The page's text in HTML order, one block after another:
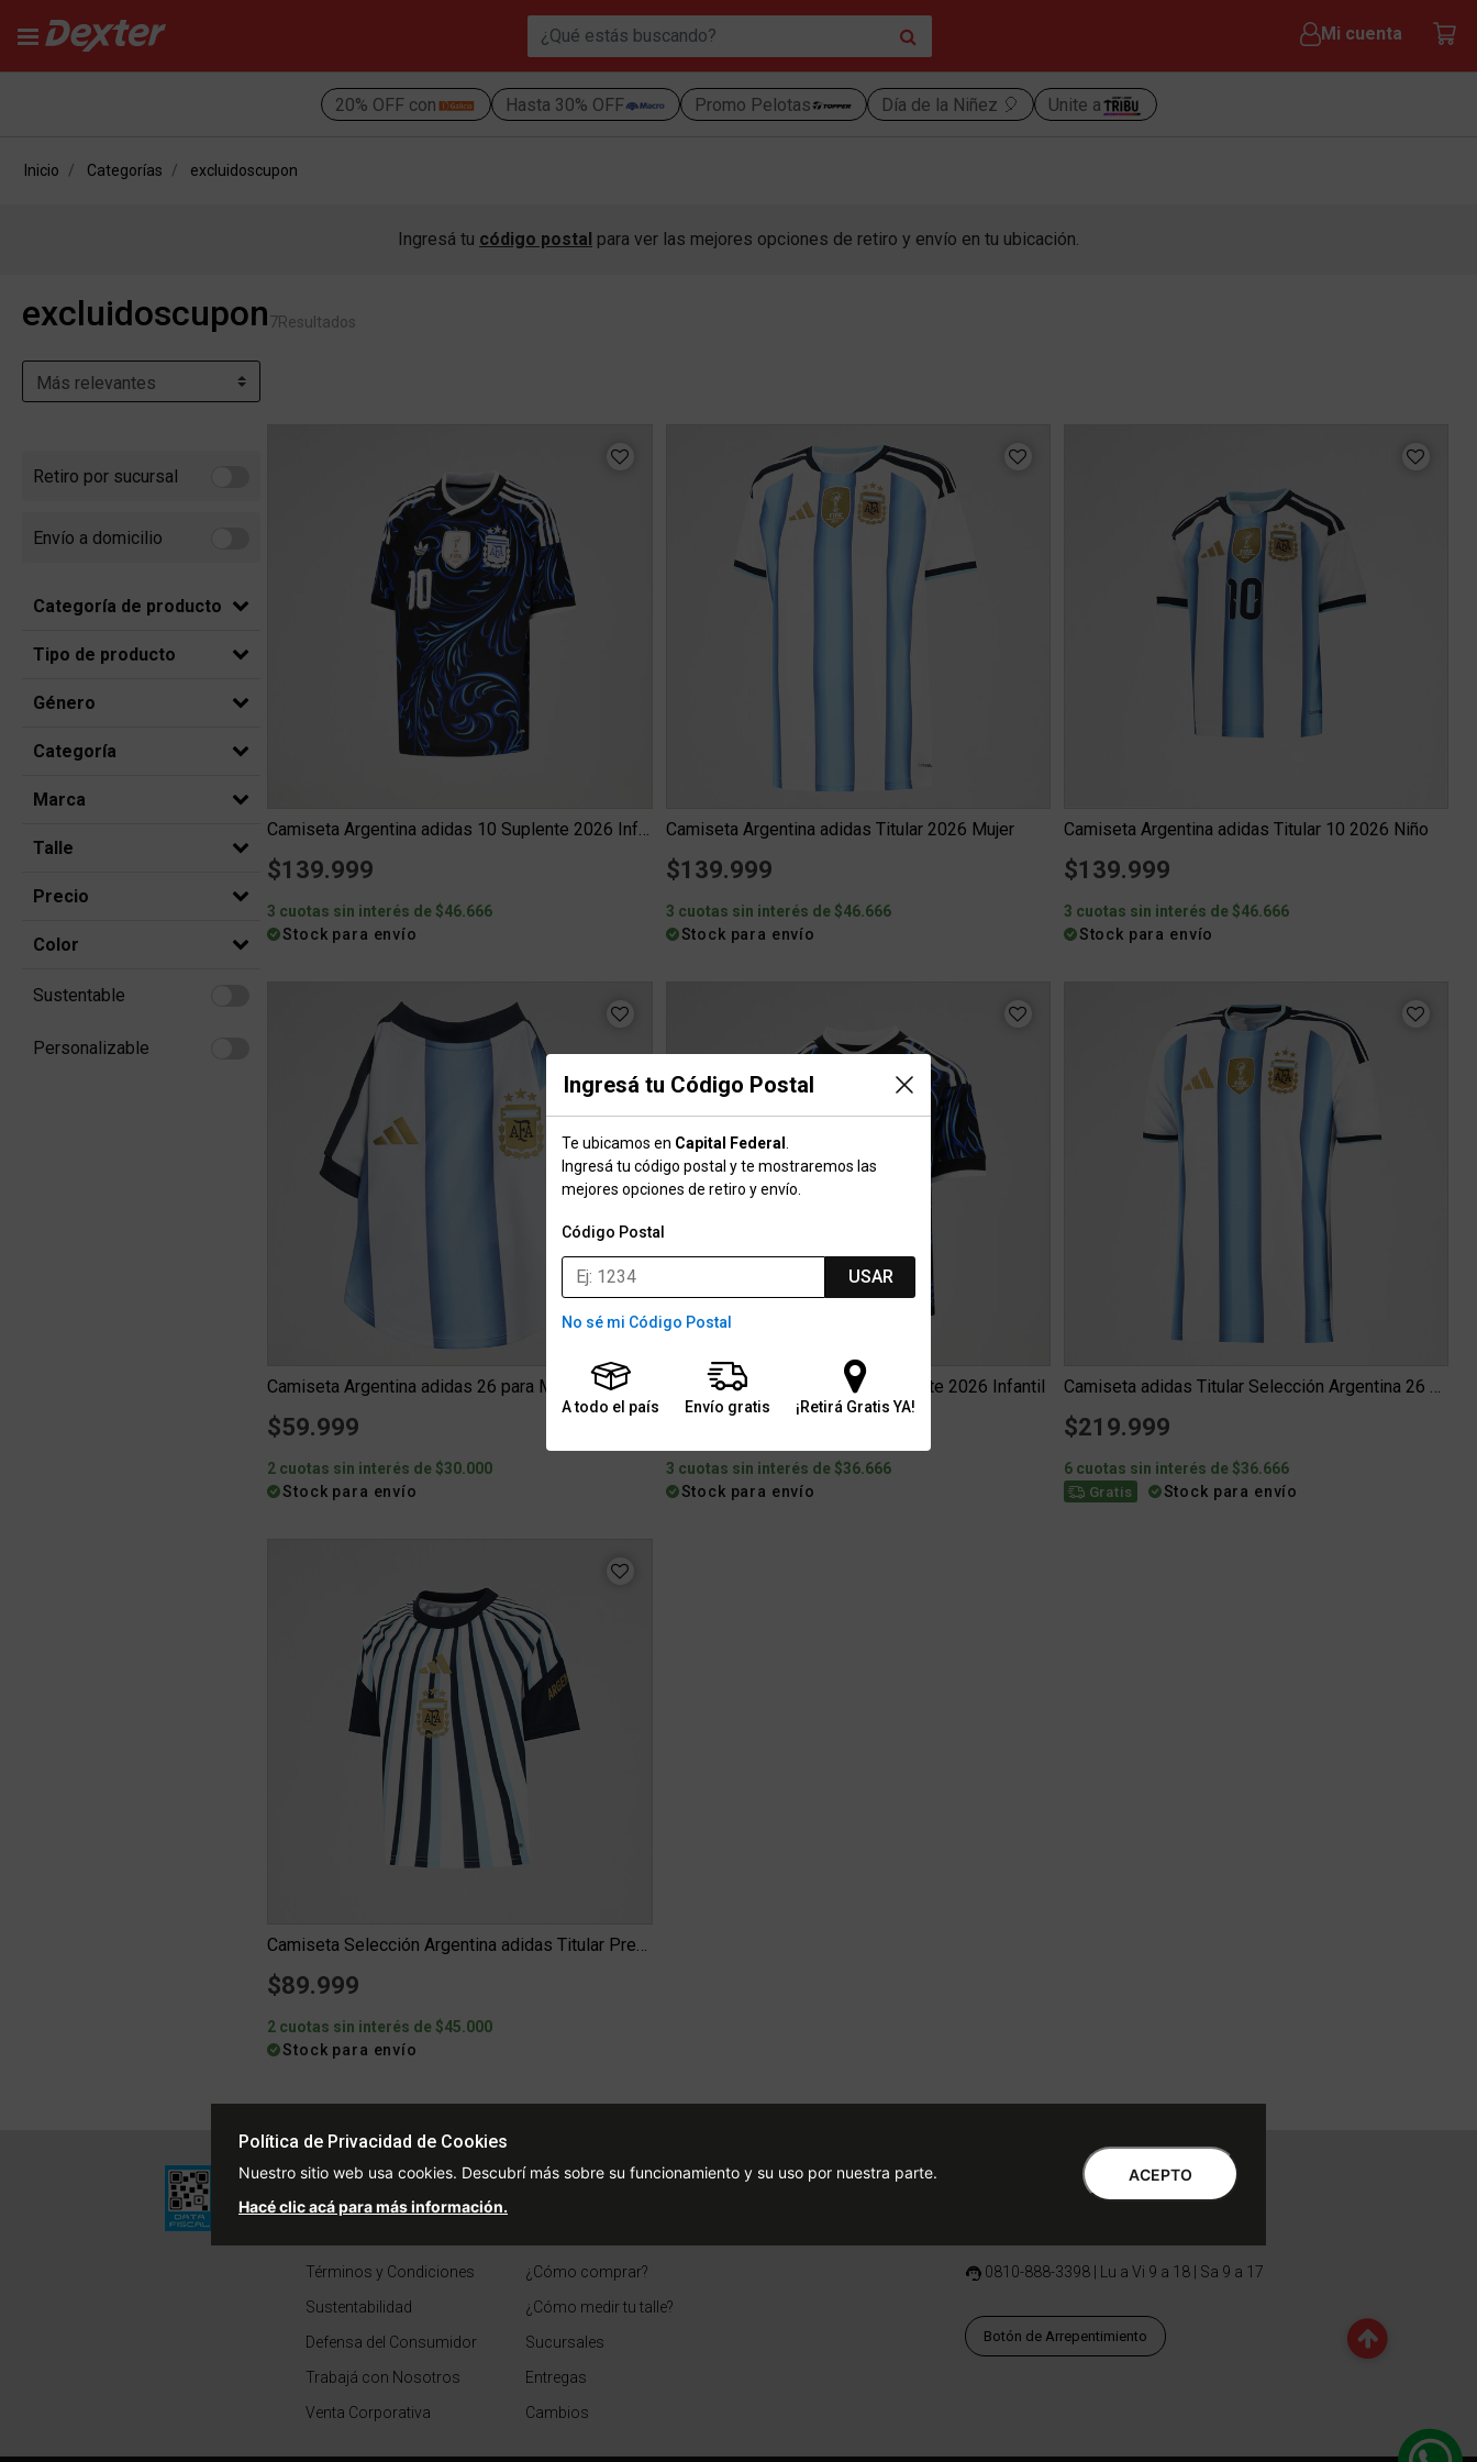
Mi cuenta
20% OFF con Hasta 30% OFF Promo Pelotas Día de la Niñez 🎈 Unite a
Ingresá tu Código Postal
Te ubicamos en Capital Federal
Ingresá tu código postal y te mostraremos las
mejores opciones de retiro y envío.
Código Postal
USAR
No sé mi Código Postal
A todo el país Envío gratis ¡Retirá Gratis YA!
Inicio Categorías excluidoscupon
Ingresá tu código postal para ver las mejores opciones de retiro y envío en tu ubicación.
excluidoscupon7Resultados
Retiro por sucursal
Refine by Retiro por sucursal: Retiro por sucursal
Envío a domicilio
Refine by Envío a domicilio: Envio a domicilio
Categoría de producto
Tipo de producto
Género
Categoría
Marca
Talle
Precio
Color
Sustentable
Refine by Sustentable: Sustentable
Personalizable
Refine by Personalizable: Personalizable
Camiseta Argentina adidas 10 Suplente 2026 Infantil
$139.999
3 cuotas sin interés de $46.666
Stock para envío
Camiseta Argentina adidas Titular 2026 Mujer
$139.999
3 cuotas sin interés de $46.666
Stock para envío
Camiseta Argentina adidas Titular 10 2026 Niño
$139.999
3 cuotas sin interés de $46.666
Stock para envío
Camiseta Argentina adidas 26 para Mascota
$59.999
2 cuotas sin interés de $30.000
Stock para envío
Camiseta Argentina adidas Suplente 2026 Infantil
3 cuotas sin interés de $36.666
Stock para envío
Camiseta adidas Titular Selección Argentina 26 Versión Jugad...
$219.999
6 cuotas sin interés de $36.666
Gratis Stock para envío
$89.999
2 cuotas sin interés de $45.000
Stock para envío
Institucional
Quiénes Somos
Términos y Condiciones
Sustentabilidad
Defensa del Consumidor
Trabajá con Nosotros
Venta Corporativa
Ayuda
¿Cómo comprar?
¿Cómo medir tu talle?
Sucursales
Entregas
Cambios
Redes Sociales Centro de Atención al Cliente
Libro de quejas Online
0810-888-3398 | Lu a Vi 9 a 18 | Sa 9 a 17
Botón de Arrepentimiento
Política de Privacidad de Cookies
Nuestro sitio web usa cookies. Descubrí más sobre su funcionamiento y su uso por nuestra parte.
Hacé clic acá para más información.
ACEPTO